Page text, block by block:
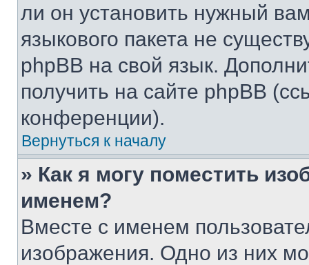
ли он установить нужный
языкового пакета не
phpBB на свой язык.
получить на сайте phpBB
конференции).
Вернуться к началу
» Как я могу поместить
именем?
Вместе с именем
изображения. Одно из них